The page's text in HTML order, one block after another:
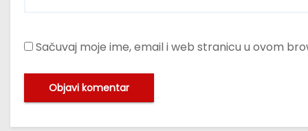
Sačuvaj moje ime, email i web stranicu u ovom